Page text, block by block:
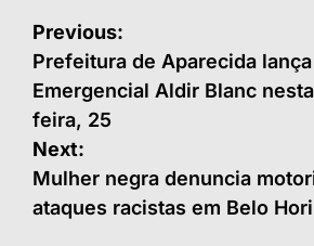
Navegação
de
Post
Previous:
Prefeitura de Aparecida
Emergencial Aldir Blanc
feira, 25
Next:
Mulher negra denuncia
ataques racistas em Belo